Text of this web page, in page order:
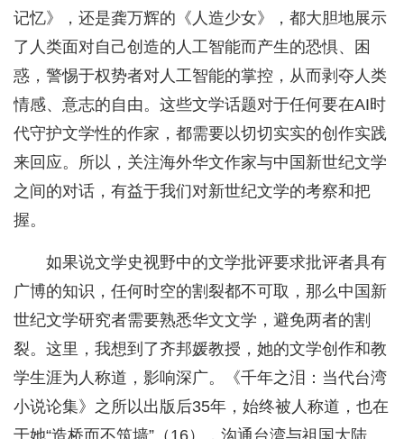
记忆》，还是龚万辉的《人造少女》，都大胆地展示
了人类面对自己创造的人工智能而产生的恐惧、困
惑，警惕于权势者对人工智能的掌控，从而剥夺人类
情感、意志的自由。这些文学话题对于任何要在AI时
代守护文学性的作家，都需要以切切实实的创作实践
来回应。所以，关注海外华文作家与中国新世纪文学
之间的对话，有益于我们对新世纪文学的考察和把
握。
如果说文学史视野中的文学批评要求批评者具有
广博的知识，任何时空的割裂都不可取，那么中国新
世纪文学研究者需要熟悉华文文学，避免两者的割
裂。这里，我想到了齐邦媛教授，她的文学创作和教
学生涯为人称道，影响深广。《千年之泪：当代台湾
小说论集》之所以出版后35年，始终被人称道，也在